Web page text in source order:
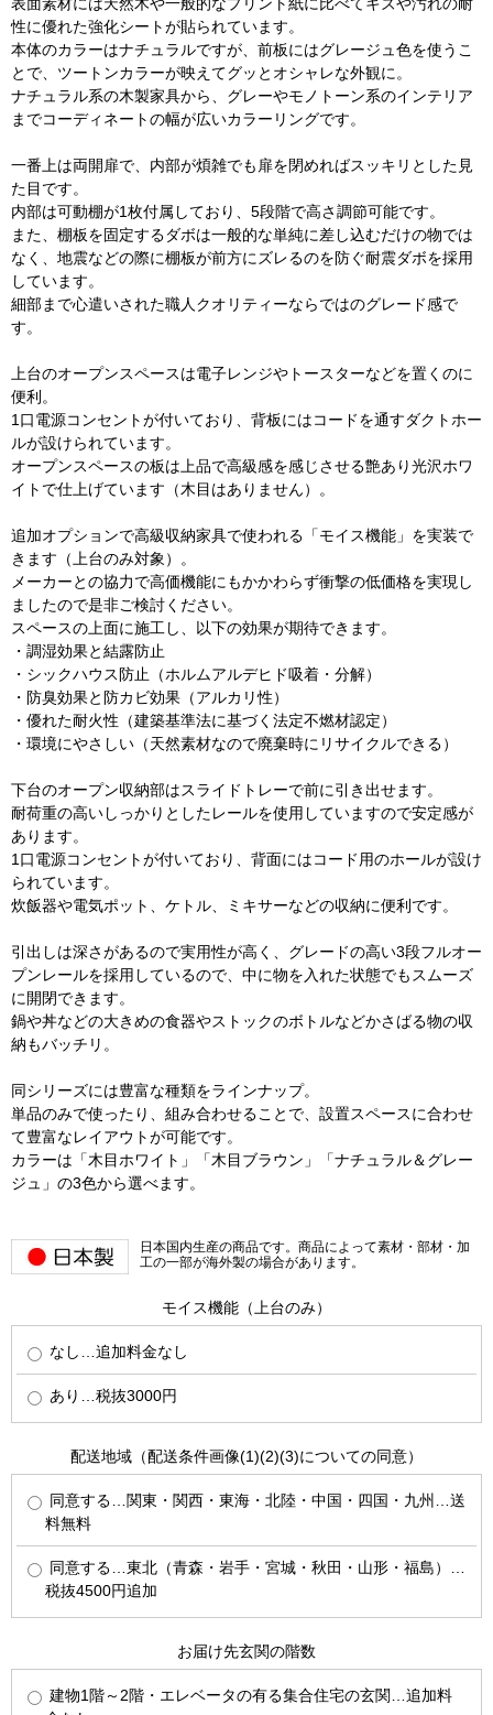
性に優れた強化シートが貼られています。
本体のカラーはナチュラルですが、前板にはグレージュ色を使うこ
とで、ツートンカラーが映えてグッとオシャレな外観に。
ナチュラル系の木製家具から、グレーやモノトーン系のインテリア
までコーディネートの幅が広いカラーリングです。
一番上は両開扉で、内部が煩雑でも扉を閉めればスッキリとした見
た目です。
内部は可動棚が1枚付属しており、5段階で高さ調節可能です。
また、棚板を固定するダボは一般的な単純に差し込むだけの物では
なく、地震などの際に棚板が前方にズレるのを防ぐ耐震ダボを採用
しています。
細部まで心遣いされた職人クオリティーならではのグレード感で
す。
上台のオープンスペースは電子レンジやトースターなどを置くのに
便利。
1口電源コンセントが付いており、背板にはコードを通すダクトホー
ルが設けられています。
オープンスペースの板は上品で高級感を感じさせる艶あり光沢ホワ
イトで仕上げています（木目はありません）。
追加オプションで高級収納家具で使われる「モイス機能」を実装で
きます（上台のみ対象）。
メーカーとの協力で高価機能にもかかわらず衝撃の低価格を実現し
ましたので是非ご検討ください。
スペースの上面に施工し、以下の効果が期待できます。
・調湿効果と結露防止
・シックハウス防止（ホルムアルデヒド吸着・分解）
・防臭効果と防カビ効果（アルカリ性）
・優れた耐火性（建築基準法に基づく法定不燃材認定）
・環境にやさしい（天然素材なので廃棄時にリサイクルできる）
下台のオープン収納部はスライドトレーで前に引き出せます。
耐荷重の高いしっかりとしたレールを使用していますので安定感が
あります。
1口電源コンセントが付いており、背面にはコード用のホールが設け
られています。
炊飯器や電気ポット、ケトル、ミキサーなどの収納に便利です。
引出しは深さがあるので実用性が高く、グレードの高い3段フルオー
プンレールを採用しているので、中に物を入れた状態でもスムーズ
に開閉できます。
鍋や丼などの大きめの食器やストックのボトルなどかさばる物の収
納もバッチリ。
同シリーズには豊富な種類をラインナップ。
単品のみで使ったり、組み合わせることで、設置スペースに合わせ
て豊富なレイアウトが可能です。
カラーは「木目ホワイト」「木目ブラウン」「ナチュラル＆グレー
ジュ」の3色から選べます。
日本国内生産の商品です。商品によって素材・部材・加
工の一部が海外製の場合があります。
モイス機能（上台のみ）
なし…追加料金なし
あり…税抜3000円
配送地域（配送条件画像(1)(2)(3)についての同意）
同意する…関東・関西・東海・北陸・中国・四国・九州…送
料無料
同意する…東北（青森・岩手・宮城・秋田・山形・福島）…
税抜4500円追加
お届け先玄関の階数
建物1階～2階・エレベータの有る集合住宅の玄関…追加料